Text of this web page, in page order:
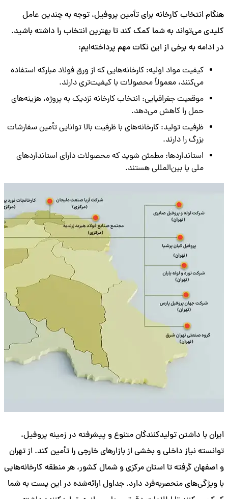
هنگام انتخاب کارخانه برای تأمین پروفیل، توجه به چندین عامل
کلیدی می‌تواند به شما کمک کند تا بهترین انتخاب را داشته باشید.
در ادامه به برخی از این نکات مهم پرداخته‌ایم:
کیفیت مواد اولیه: کارخانه‌هایی که از ورق فولاد مبارکه استفاده
می‌کنند، معمولاً محصولات با کیفیت‌تری دارند.
موقعیت جغرافیایی: انتخاب کارخانه نزدیک به پروژه، هزینه‌های
حمل را کاهش می‌دهد.
ظرفیت تولید: کارخانه‌های با ظرفیت بالا توانایی تأمین سفارشات
بزرگ را دارند.
استانداردها: مطمئن شوید که محصولات دارای استانداردهای
ملی یا بین‌المللی هستند.
ایران با داشتن تولیدکنندگان متنوع و پیشرفته در زمینه پروفیل،
توانسته نیاز داخلی و بخشی از بازارهای خارجی را تأمین کند. از تهران
و اصفهان گرفته تا استان مرکزی و شمال کشور، هر منطقه کارخانه‌هایی
با ویژگی‌های منحصربه‌فرد دارد. جداول ارائه‌شده در این پست به شما